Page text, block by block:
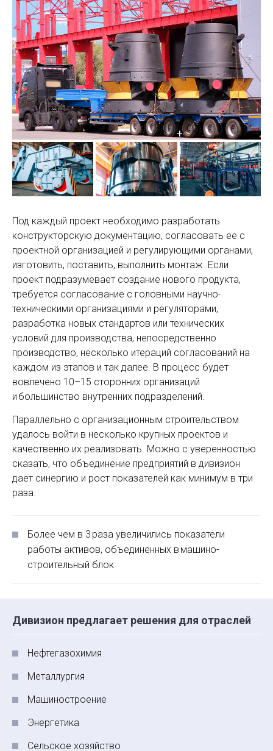
Под каждый проект необходимо разработать
конструкторскую документацию, согласовать ее с
проектной организацией и регулирующими органами,
изготовить, поставить, выполнить монтаж. Если
проект подразумевает создание нового продукта,
требуется согласование с головными научно-
техническими организациями и регуляторами,
разработка новых стандартов или технических
условий для производства, непосредственно
производство, несколько итераций согласований на
каждом из этапов и так далее. В процесс будет
вовлечено 10–15 сторонних организаций
и большинство внутренних подразделений.
Параллельно с организационным строительством
удалось войти в несколько крупных проектов и
качест­венно их реализовать. Можно с уверенностью
сказать, что объединение предприятий в дивизион
дает синергию и рост показателей как минимум в три
раза.
Более чем в 3 раза увеличились показатели
работы активов, объединенных в машино-
строительный блок
Дивизион предлагает решения для отраслей
Нефтегазохимия
Металлургия
Машиностроение
Энергетика
Сельское хозяйство